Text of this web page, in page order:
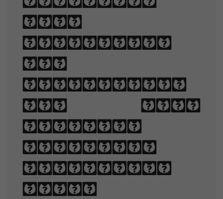
when
displayed.
The
arrangement
of type
involves
selecting
typefaces,
point